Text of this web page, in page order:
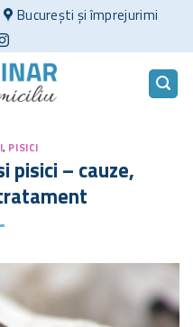
București și împrejurimi
, PISICI
pisici – cauze,